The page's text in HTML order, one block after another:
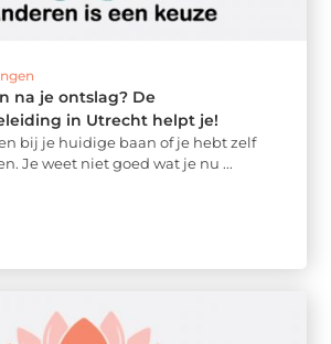
na je ontslag? De
in Utrecht helpt je!
bij je huidige baan of je hebt zelf
Je weet niet goed wat je nu ...